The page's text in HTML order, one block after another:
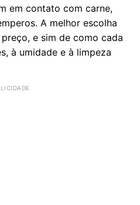
em contato com carne,
A melhor escolha
e sim de como cada
à umidade e à limpeza